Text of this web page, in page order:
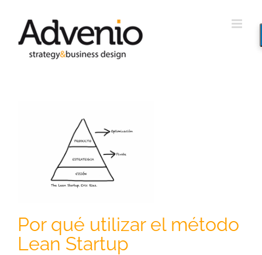
contenido
Por qué utilizar el método
Lean Startup